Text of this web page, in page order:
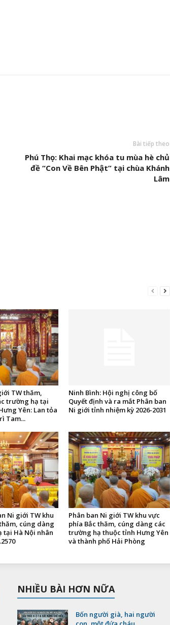
Bài tiếp theo
Phú Thọ: Khai mạc khóa tu mùa hè chủ
đề “Con Về Bên Phật” tại chùa Khánh
Lâm
TW thăm,
trường hạ tại
Yên: Lan tỏa
Tam...
Ninh Bình: Hội nghị công bố
Quyết định và ra mắt Phân ban
Ni giới tỉnh nhiệm kỳ 2026-2031
Ni giới TW khu
cúng dàng
tại Hà Nội nhân
Phân ban Ni giới TW khu vực
phía Bắc thăm, cúng dàng các
trường hạ thuộc tỉnh Hưng Yên
và thành phố Hải Phòng
NHIỀU BÀI HƠN NỮA
Bốn người già, hai người